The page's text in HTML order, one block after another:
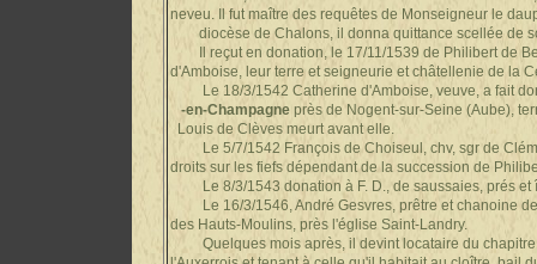
neveu. Il futmaître des requêtes de Monseigneur le
diocèse de Chalons, il donna quittance scellée de
Il reçut en donation, le 17/11/1539 de Philibert
d'Amboise, leur terre et seigneurie et châtellenie de la
Le 18/3/1542 Catherine d'Amboise, veuve, a fait
-en-Champagne près de Nogent-sur-Seine (Aube),
Louis de Clèves meurt avant elle.
Le 5/7/1542 François de Choiseul, chv, sgr de
droits sur les fiefs dépendant de la succession de
Le 8/3/1543 donation à F. D., de saussaies, prés et
Le 16/3/1546, André Gesvres, prêtre et chanoine
des Hauts-Moulins, près l'église Saint-Landry.
Quelques mois après, il devint locataire du